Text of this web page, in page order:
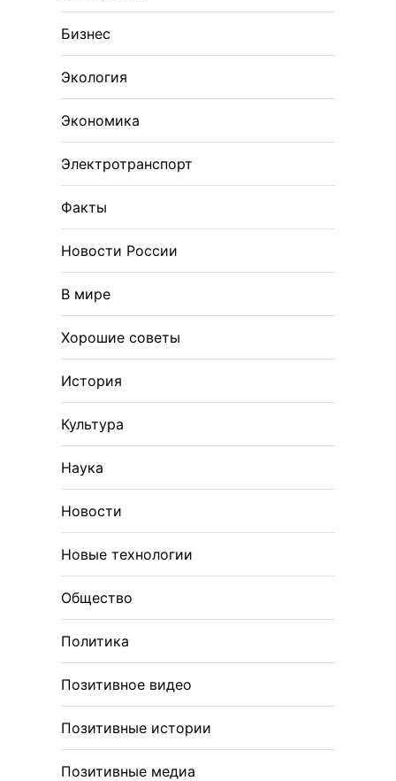
Бизнес
Экология
Экономика
Электротранспорт
Факты
Новости России
В мире
Хорошие советы
История
Культура
Наука
Новости
Новые технологии
Общество
Политика
Позитивное видео
Позитивные истории
Позитивные медиа